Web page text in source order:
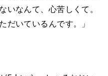
いなんて、心苦しくて。
だいているんです。」